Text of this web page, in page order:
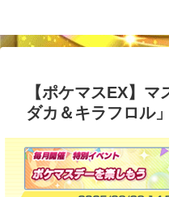
【ポケマスEX】
ダカ＆キラフロル